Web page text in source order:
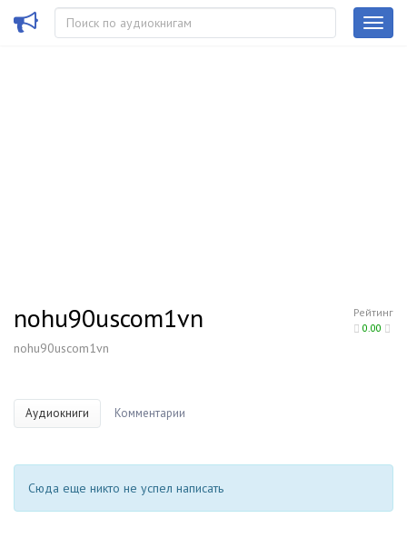
Рейтинг
0.00
nohu90uscom1vn
nohu90uscom1vn
Аудиокниги Комментарии
Сюда еще никто не успел написать